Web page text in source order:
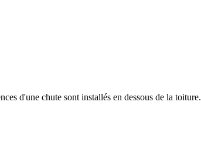
d'une chute sont installés en dessous de la toiture.